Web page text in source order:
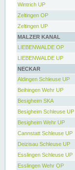
Wintrich UP
Zeltingen OP
Zeltingen UP
MALZER KANAL
LIEBENWALDE OP
LIEBENWALDE UP
NECKAR
Aldingen Schleuse UP
Beihingen Wehr UP
Besigheim SKA
Besigheim Schleuse UP
Besigheim Wehr UP
Cannstatt Schleuse UP
Deizisau Schleuse UP
Esslingen Schleuse UP
Esslingen Wehr OP